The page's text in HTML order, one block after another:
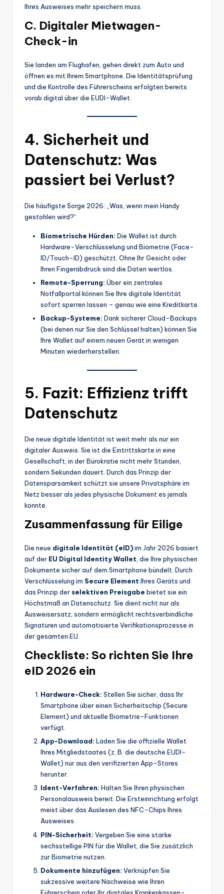
Ihres Ausweises mehr speichern muss.
C. Digitaler Mietwagen-
Check-in
Sie landen am Flughafen, gehen direkt zum Auto und
öffnen es mit Ihrem Smartphone. Die Identitätsprüfung
und die Kontrolle des Führerscheins erfolgten bereits
vorab digital über die EUDI-Wallet.
4. Sicherheit und
Datenschutz: Was
passiert bei Verlust?
Die häufigste Sorge 2026: „Was, wenn mein Handy
gestohlen wird?“
Biometrische Hürden: Die Wallet ist durch
Hardware-Verschlüsselung und Biometrie (Face-
ID/Touch-ID) geschützt. Ohne Ihr Gesicht oder
Ihren Fingerabdruck sind die Daten wertlos.
Remote-Sperrung: Über ein zentrales
Notfallportal können Sie Ihre digitale Identität
sofort sperren lassen – genau wie eine Kreditkarte.
Backup-Systeme: Dank sicherer Cloud-Backups
(bei denen nur Sie den Schlüssel halten) können Sie
Ihre Wallet auf einem neuen Gerät in wenigen
Minuten wiederherstellen.
5. Fazit: Effizienz trifft
Datenschutz
Die neue digitale Identität ist weit mehr als nur ein
digitaler Ausweis. Sie ist die Eintrittskarte in eine
Gesellschaft, in der Bürokratie nicht mehr Stunden,
sondern Sekunden dauert. Durch das Prinzip der
Datensparsamkeit schützt sie unsere Privatsphäre im
Netz besser als jedes physische Dokument es jemals
konnte.
Zusammenfassung für Eilige
Die neue digitale Identität (eID)im Jahr 2026 basiert
auf der EU Digital Identity Wallet, die Ihre physischen
Dokumente sicher auf dem Smartphone bündelt. Durch
Verschlüsselung im Secure Element Ihres Geräts und
das Prinzip der selektiven Preisgabe bietet sie ein
Höchstmaß an Datenschutz. Sie dient nicht nur als
Ausweisersatz, sondern ermöglicht rechtsverbindliche
Signaturen und automatisierte Verifikationsprozesse in
der gesamten EU.
Checkliste: So richten Sie Ihre
eID 2026 ein
Hardware-Check: Stellen Sie sicher, dass Ihr
Smartphone über einen Sicherheitschip (Secure
Element) und aktuelle Biometrie-Funktionen
verfügt.
App-Download: Laden Sie die offizielle Wallet
Ihres Mitgliedstaates (z. B. die deutsche EUDI-
Wallet) nur aus den verifizierten App-Stores
herunter.
Ident-Verfahren: Halten Sie Ihren physischen
Personalausweis bereit. Die Ersteinrichtung erfolgt
meist über das Auslesen des NFC-Chips Ihres
Ausweises.
PIN-Sicherheit: Vergeben Sie eine starke
sechsstellige PIN für die Wallet, die Sie zusätzlich
zur Biometrie nutzen.
Dokumente hinzufügen: Verknüpfen Sie
sukzessive weitere Nachweise wie Ihren
Führerschein oder Ihr digitales Krankenkassen-